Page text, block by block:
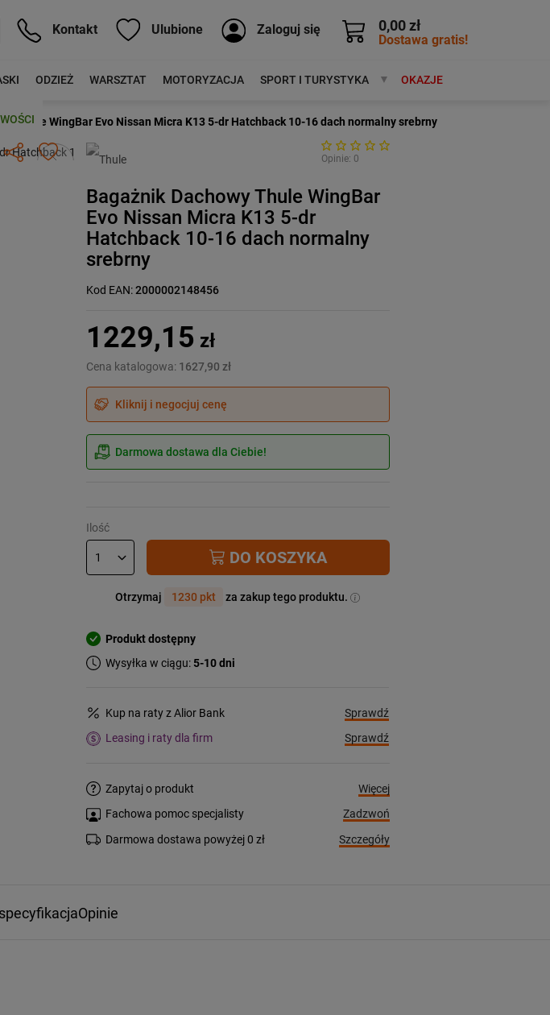
0,00 zł
Dostawa gratis!
Kontakt Ulubione Zaloguj się
ODZIEŻ WARSZTAT MOTORYZACJA SPORT I TURYSTYKA MARKIOKAZJE
Thule WingBar Evo Nissan Micra K13 5-dr Hatchback 10-16 dach normalny srebrny
Następny Opinie: 0
Bagażnik Dachowy Thule WingBar
Evo Nissan Micra K13 5-dr
Hatchback 10-16 dach normalny
srebrny
Kod EAN:2000002148456
1229,15 zł
Cena katalogowa: 1627,90 zł
Kliknij i negocjuj cenę
Darmowa dostawa dla Ciebie!
Ilość
DO KOSZYKA
Otrzymaj 1230 pkt za zakup tego produktu.
Produkt dostępny
Wysyłka w ciągu:5-10 dni
Kup na raty z Alior Bank
Sprawdź
Leasing i raty dla firm
Sprawdź
Zapytaj o produkt
Więcej
Fachowa pomoc specjalisty
Zadzwoń
Darmowa dostawa powyżej 0 zł
Szczegóły
Opinie